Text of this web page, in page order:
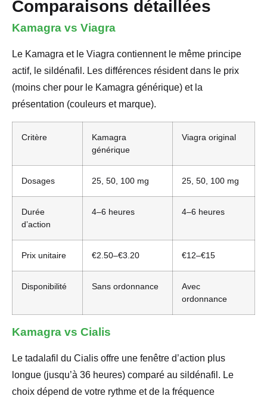
Comparaisons détaillées
Kamagra vs Viagra
Le Kamagra et le Viagra contiennent le même principe
actif, le sildénafil. Les différences résident dans le prix
(moins cher pour le Kamagra générique) et la
présentation (couleurs et marque).
Critère
Kamagra
générique
Viagra original
Dosages 25, 50, 100 mg 25, 50, 100 mg
Durée
d’action
4–6 heures 4–6 heures
Prix unitaire €2.50–€3.20 €12–€15
Disponibilité Sans ordonnance
Avec
ordonnance
Kamagra vs Cialis
Le tadalafil du Cialis offre une fenêtre d’action plus
longue (jusqu’à 36 heures) comparé au sildénafil. Le
choix dépend de votre rythme et de la fréquence